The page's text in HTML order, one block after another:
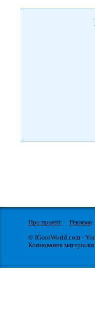
Про проект Реклама
© IGotoWorld.com -
Копіювання